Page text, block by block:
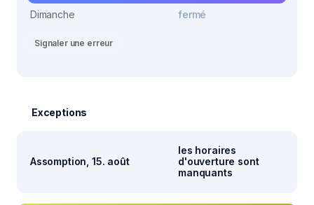
Dimanche fermé
Signaler une erreur
Exceptions
Assomption, 15. août
les horaires
d'ouverture sont
manquants